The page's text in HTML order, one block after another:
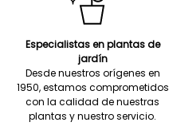
Especialistas en plantas de
jardín
Desde nuestros orígenes en
1950, estamos comprometidos
con la calidad de nuestras
plantas y nuestro servicio.